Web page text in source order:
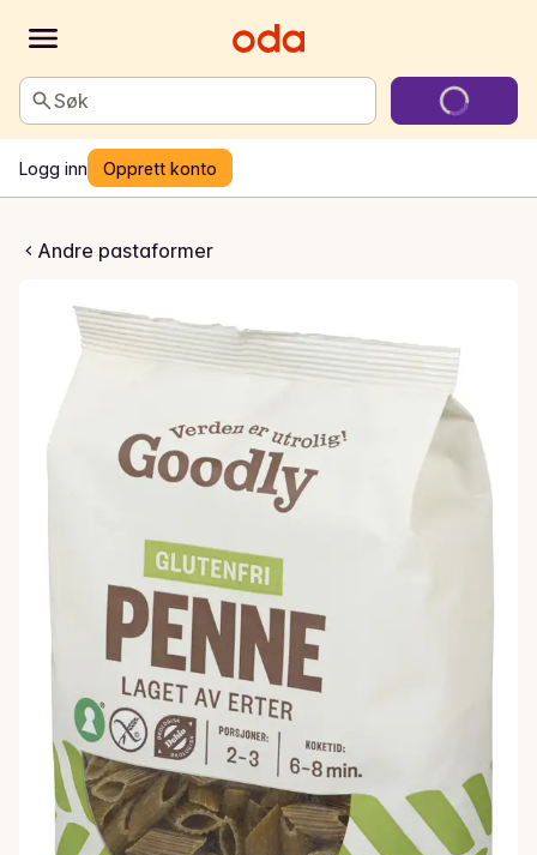
Søk
Logg inn Opprett konto
Andre pastaformer
pasta av erter